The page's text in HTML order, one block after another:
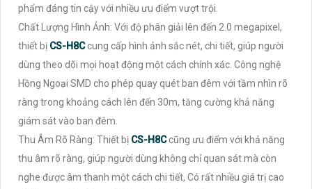
phẩm đáng tin cậy với nhiều ưu điểm vượt trội.
Chất Lượng Hình Ảnh: Với độ phân giải lên đến 2.0 megapixel,
thiết bị CS-H8Ccung cấp hình ảnh sắc nét, chi tiết, giúp người
dùng theo dõi mọi hoạt động một cách chính xác. Công nghệ
Hồng Ngoại SMD cho phép quay quét ban đêm với tầm nhìn rõ
ràng trong khoảng cách lên đến 30m, tăng cường khả năng
giám sát vào ban đêm.
Thu Âm Rõ Ràng: Thiết bị CS-H8Ccũng ưu điểm với khả năng
thu âm rõ ràng, giúp người dùng không chỉ quan sát mà còn
nghe được âm thanh một cách chi tiết, Có rất nhiều giá trị cao